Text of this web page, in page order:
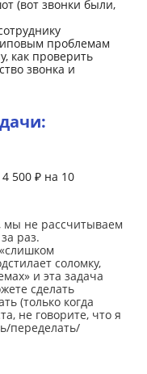
(вот звонки были,
проблемам
как проверить
звонка и
500 ₽ на 10
мы не рассчитываем
раз.
соломку,
и эта задача
сделать
(только когда
не говорите, что я
переделать/